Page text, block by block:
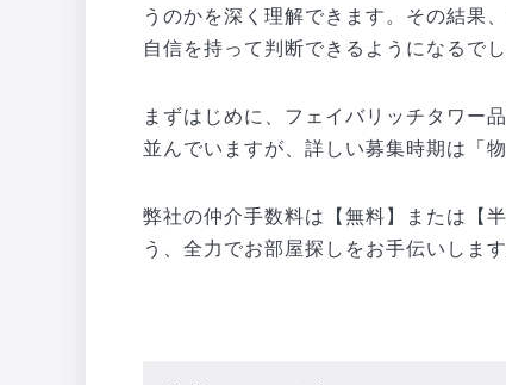
うのかを深く理解できます。その結果
自信を持って判断できるようになるでし
まずはじめに、フェイバリッチタワー
並んでいますが、詳しい募集時期は「
弊社の仲介手数料は【無料】または【
う、全力でお部屋探しをお手伝いします